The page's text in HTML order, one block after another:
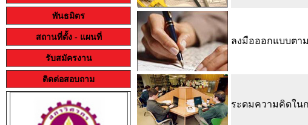
พันธมิตร
สถานที่ตั้ง - แผนที่
รับสมัครงาน
ติดต่อสอบถาม
ลงมือออกแบบตา
ระดมความคิดใน